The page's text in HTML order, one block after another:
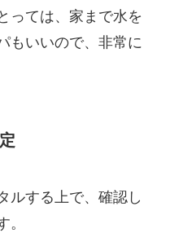
っては、家まで水を
もいいので、非常に
ルする上で、確認し
。